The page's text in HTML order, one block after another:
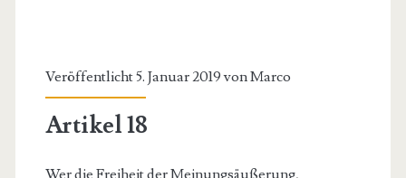
Veröffentlicht 5. Januar 2019 vonMarco
Artikel 18
Wer die Freiheit der Meinungsäußerung,